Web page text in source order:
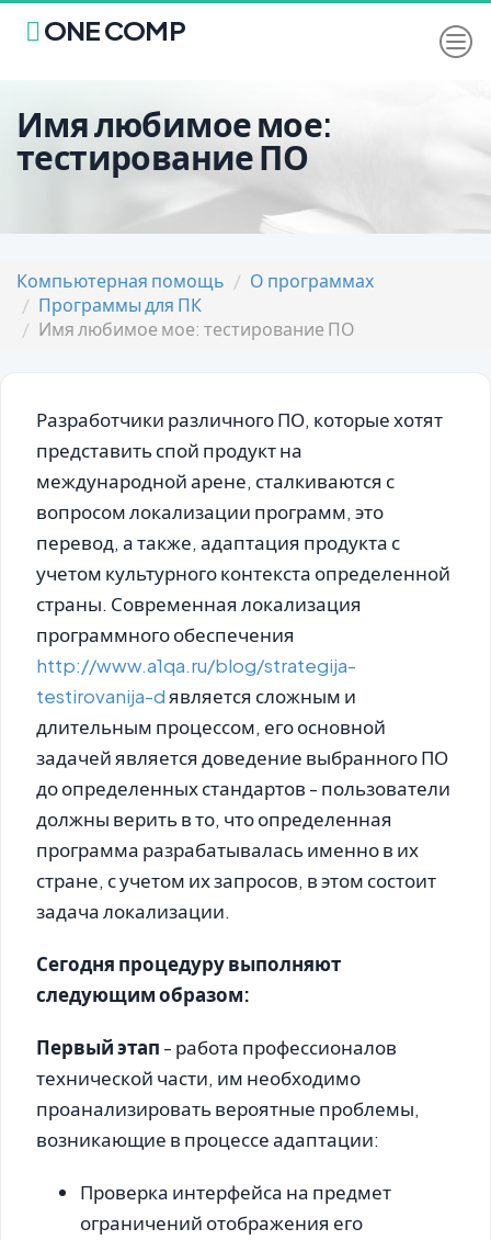
ONE COMP
Имя любимое мое:
тестирование ПО
Компьютерная помощь
О программах
Программы для ПК
Имя любимое мое: тестирование ПО
Разработчики различного ПО, которые хотят
представить спой продукт на
международной арене, сталкиваются с
вопросом локализации программ, это
перевод, а также, адаптация продукта с
учетом культурного контекста определенной
страны. Современная локализация
программного обеспечения
http://www.a1qa.ru/blog/strategija-
testirovanija-dявляется сложным и
длительным процессом, его основной
задачей является доведение выбранного ПО
до определенных стандартов - пользователи
должны верить в то, что определенная
программа разрабатывалась именно в их
стране, с учетом их запросов, в этом состоит
задача локализации.
Сегодня процедуру выполняют
следующим образом:
Первый этап - работа профессионалов
технической части, им необходимо
проанализировать вероятные проблемы,
возникающие в процессе адаптации:
Проверка интерфейса на предмет
ограничений отображения его